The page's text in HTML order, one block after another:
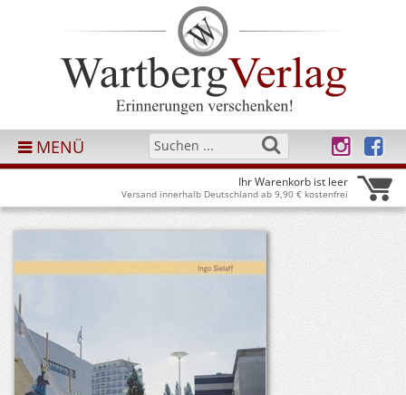
MENÜ
Ihr Warenkorb ist leer
Versand innerhalb Deutschland ab 9,90 € kostenfrei